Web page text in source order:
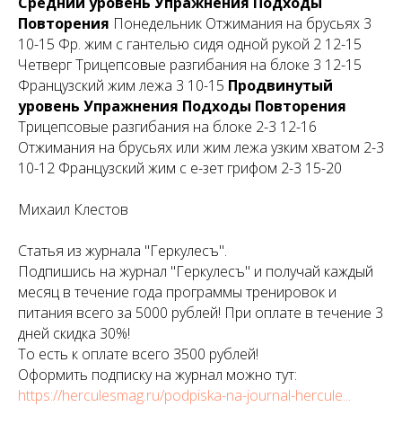
Повторения Понедельник Отжимания на брусьях 3
10-15 Фр. жим с гантелью сидя одной рукой 2 12-15
Четверг Трицепсовые разгибания на блоке 3 12-15
Французский жим лежа 3 10-15 Продвинутый
уровень Упражнения Подходы Повторения
Трицепсовые разгибания на блоке 2-3 12-16
Отжимания на брусьях или жим лежа узким хватом 2-3
10-12 Французский жим с е-зет грифом 2-3 15-20
Михаил Клестов
Статья из журнала "Геркулесъ".
Подпишись на журнал "Геркулесъ" и получай каждый
месяц в течение года программы тренировок и
питания всего за 5000 рублей! При оплате в течение 3
дней скидка 30%!
То есть к оплате всего 3500 рублей!
Оформить подписку на журнал можно тут:
https://herculesmag.ru/podpiska-na-journal-hercule...